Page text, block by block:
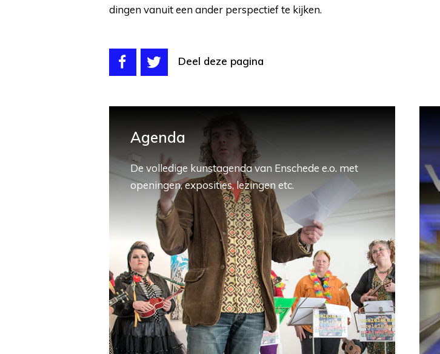
dingen vanuit een ander perspectief te kijken.
Deel deze pagina
Agenda
De volledige kunstagenda van Enschede e.o. met
openingen, exposities, lezingen etc.